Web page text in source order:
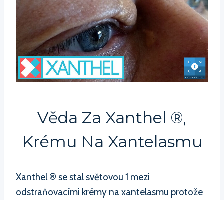
Věda Za Xanthel ®,
Krému Na Xantelasmu
Xanthel ® se stal světovou 1 mezi
odstraňovacími krémy na xantelasmu protože